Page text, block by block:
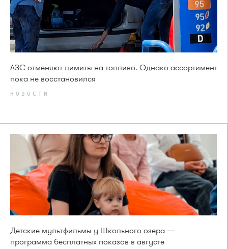
АЗС отменяют лимиты на топливо. Однако ассортимент
пока не восстановился
НОВОСТИ
Детские мультфильмы у Школьного озера —
программа бесплатных показов в августе